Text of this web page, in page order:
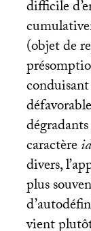
difficile
(objet de
caractère
divers,
plus